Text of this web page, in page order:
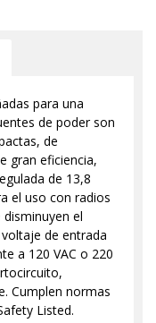
para una
de poder son
de
gran eficiencia,
de 13,8
el uso con radios
el
de entrada
a 120 VAC o 220
Cumplen normas
Listed.